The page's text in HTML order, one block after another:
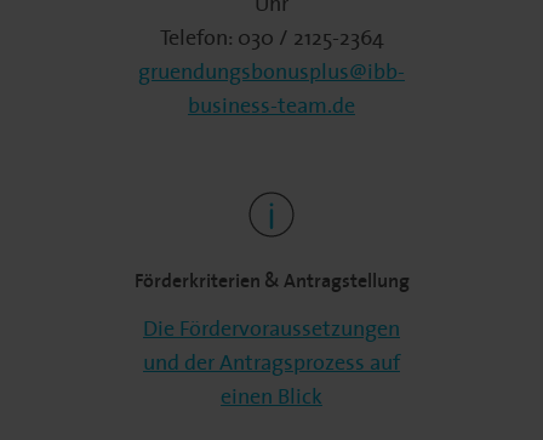
Telefon: 030 / 2125-2364
gruendungsbonusplus@ibb-
business-team.de
Förderkriterien & Antragstellung
Die Fördervoraussetzungen
und der Antragsprozess auf
einen Blick